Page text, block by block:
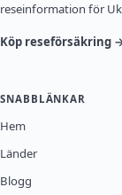
reseinformation för
Köp reseförsäkring
SNABBLÄNKAR
Hem
Länder
Blogg